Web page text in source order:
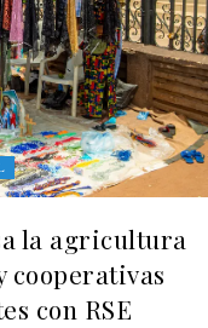
la agricultura
cooperativas
con RSE